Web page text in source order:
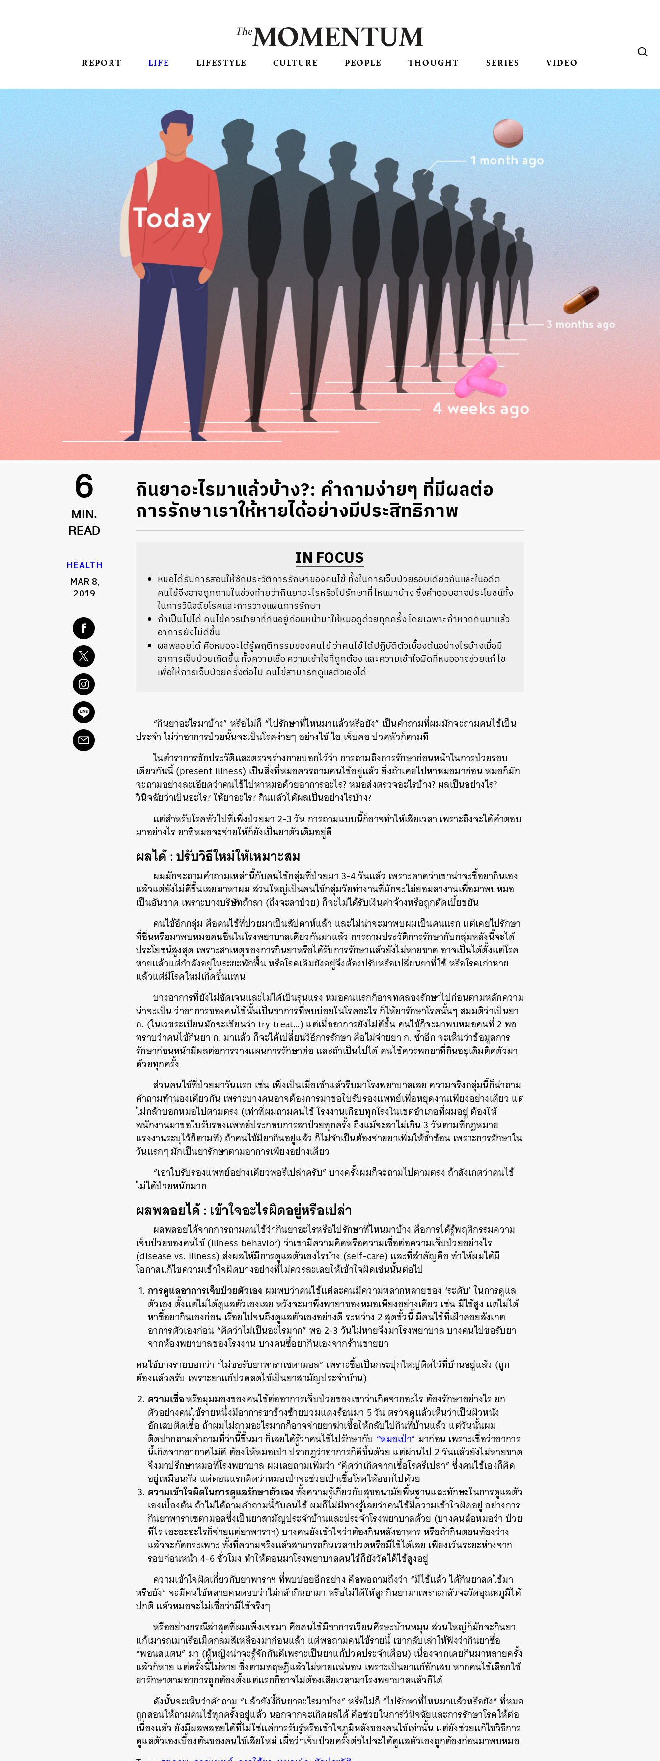
REPORT LIFE LIFESTYLE CULTURE PEOPLE THOUGHT SERIES VIDEO
6
MIN.
READ
HEALTH
MAR 8,
2019
กินยาอะไรมาแล้วบ้าง?: คำถามง่ายๆ ที่มีผลต่อ
การรักษาเราให้หายได้อย่างมีประสิทธิภาพ
IN FOCUS
หมอได้รับการสอนให้ซักประวัติการรักษาของคนไข้ ทั้งในการเจ็บป่วยรอบเดียวกันและในอดีต
คนไข้จึงอาจถูกถามในช่วงท้ายว่ากินยาอะไรหรือไปรักษาที่ไหนมาบ้าง ซึ่งคำตอบอาจประโยชน์ทั้ง
ในการวินิจฉัยโรคและการวางแผนการรักษา
ถ้าเป็นไปได้ คนไข้ควรนำยาที่กินอยู่ก่อนหน้ามาให้หมอดูด้วยทุกครั้ง โดยเฉพาะถ้าหากกินมาแล้ว
อาการยังไม่ดีขึ้น
ผลพลอยได้ คือหมอจะได้รู้พฤติกรรมของคนไข้ ว่าคนไข้ได้ปฏิบัติตัวเบื้องต้นอย่างไรบ้างเมื่อมี
อาการเจ็บป่วยเกิดขึ้น ทั้งความเชื่อ ความเข้าใจที่ถูกต้อง และความเข้าใจผิดที่หมออาจช่วยแก้ไข
เพื่อให้การเจ็บป่วยครั้งต่อไป คนไข้สามารถดูแลตัวเองได้
“กินยาอะไรมาบ้าง” หรือไม่ก็ “ไปรักษาที่ไหนมาแล้วหรือยัง” เป็นคำถามที่ผมมักจะถามคนไข้เป็น
ประจำ ไม่ว่าอาการป่วยนั้นจะเป็นโรคง่ายๆ อย่างไข้ ไอ เจ็บคอ ปวดหัวก็ตามที
ในตำราการซักประวัติและตรวจร่างกายบอกไว้ว่า การถามถึงการรักษาก่อนหน้าในการป่วยรอบ
เดียวกันนี้ (present illness) เป็นสิ่งที่หมอควรถามคนไข้อยู่แล้ว ยิ่งถ้าเคยไปหาหมอมาก่อน หมอก็มัก
จะถามอย่างละเอียดว่าคนไข้ไปหาหมอด้วยอาการอะไร? หมอส่งตรวจอะไรบ้าง? ผลเป็นอย่างไร?
วินิจฉัยว่าเป็นอะไร? ให้ยาอะไร? กินแล้วได้ผลเป็นอย่างไรบ้าง?
แต่สำหรับโรคทั่วไปที่เพิ่งป่วยมา 2-3 วัน การถามแบบนี้ก็อาจทำให้เสียเวลา เพราะถึงจะได้คำตอบ
มาอย่างไร ยาที่หมอจะจ่ายให้ก็ยังเป็นยาตัวเดิมอยู่ดี
ผลได้ : ปรับวิธีใหม่ให้เหมาะสม
ผมมักจะถามคำถามเหล่านี้กับคนไข้กลุ่มที่ป่วยมา 3-4 วันแล้ว เพราะคาดว่าเขาน่าจะซื้อยากินเอง
แล้วแต่ยังไม่ดีขึ้นเลยมาหาผม ส่วนใหญ่เป็นคนไข้กลุ่มวัยทำงานที่มักจะไม่ยอมลางานเพื่อมาพบหมอ
เป็นอันขาด เพราะบางบริษัทถ้าลา (ถึงจะลาป่วย) ก็จะไม่ได้รับเงินค่าจ้างหรือถูกตัดเบี้ยขยัน
คนไข้อีกกลุ่ม คือคนไข้ที่ป่วยมาเป็นสัปดาห์แล้ว และไม่น่าจะมาพบผมเป็นคนแรก แต่เคยไปรักษา
ที่อื่นหรือมาพบหมอคนอื่นในโรงพยาบาลเดียวกันมาแล้ว การถามประวัติการรักษากับกลุ่มหลังนี้จะได้
ประโยชน์สูงสุด เพราะสาเหตุของการกินยาหรือได้รับการรักษาแล้วยังไม่หายขาด อาจเป็นได้ตั้งแต่โรค
หายแล้วแต่กำลังอยู่ในระยะพักฟื้น หรือโรคเดิมยังอยู่จึงต้องปรับหรือเปลี่ยนยาที่ใช้ หรือโรคเก่าหาย
แล้วแต่มีโรคใหม่เกิดขึ้นแทน
บางอาการที่ยังไม่ชัดเจนและไม่ได้เป็นรุนแรง หมอคนแรกก็อาจทดลองรักษาไปก่อนตามหลักความ
น่าจะเป็น ว่าอาการของคนไข้นั้นเป็นอาการที่พบบ่อยในโรคอะไร ก็ให้ยารักษาโรคนั้นๆ สมมติว่าเป็นยา
ก. (ในเวชระเบียนมักจะเขียนว่า try treat…) แต่เมื่ออาการยังไม่ดีขึ้น คนไข้ก็จะมาพบหมอคนที่ 2 พอ
ทราบว่าคนไข้กินยา ก. มาแล้ว ก็จะได้เปลี่ยนวิธีการรักษา คือไม่จ่ายยา ก. ซ้ำอีก จะเห็นว่าข้อมูลการ
รักษาก่อนหน้ามีผลต่อการวางแผนการรักษาต่อ และถ้าเป็นไปได้ คนไข้ควรพกยาที่กินอยู่เดิมติดตัวมา
ด้วยทุกครั้ง
ส่วนคนไข้ที่ป่วยมาวันแรก เช่น เพิ่งเป็นเมื่อเช้าแล้วรีบมาโรงพยาบาลเลย ความจริงกลุ่มนี้ก็น่าถาม
คำถามทำนองเดียวกัน เพราะบางคนอาจต้องการมาขอใบรับรองแพทย์เพื่อหยุดงานเพียงอย่างเดียว แต่
ไม่กล้าบอกหมอไปตามตรง (เท่าที่ผมถามคนไข้ โรงงานเกือบทุกโรงในเขตอำเภอที่ผมอยู่ ต้องให้
พนักงานมาขอใบรับรองแพทย์ประกอบการลาป่วยทุกครั้ง ถึงแม้จะลาไม่เกิน 3 วันตามที่กฎหมาย
แรงงานระบุไว้ก็ตามที) ถ้าคนไข้มียากินอยู่แล้ว ก็ไม่จำเป็นต้องจ่ายยาเพิ่มให้ซ้ำซ้อน เพราะการรักษาใน
วันแรกๆ มักเป็นยารักษาตามอาการเพียงอย่างเดียว
“เอาใบรับรองแพทย์อย่างเดียวพอรึเปล่าครับ” บางครั้งผมก็จะถามไปตามตรง ถ้าสังเกตว่าคนไข้
ไม่ได้ป่วยหนักมาก
ผลพลอยได้ : เข้าใจอะไรผิดอยู่หรือเปล่า
ผลพลอยได้จากการถามคนไข้ว่ากินยาอะไรหรือไปรักษาที่ไหนมาบ้าง คือการได้รู้พฤติกรรมความ
เจ็บป่วยของคนไข้ (illness behavior) ว่าเขามีความคิดหรือความเชื่อต่อความเจ็บป่วยอย่างไร
(disease vs. illness) ส่งผลให้มีการดูแลตัวเองไรบ้าง (self-care) และที่สำคัญคือ ทำให้ผมได้มี
โอกาสแก้ไขความเข้าใจผิดบางอย่างที่ไม่ควรละเลยให้เข้าใจผิดเช่นนั้นต่อไป
การดูแลอาการเจ็บป่วยตัวเอง ผมพบว่าคนไข้แต่ละคนมีความหลากหลายของ ‘ระดับ’ ในการดูแล
ตัวเอง ตั้งแต่ไม่ได้ดูแลตัวเองเลย หวังจะมาพึ่งพายาของหมอเพียงอย่างเดียว เช่น มีไข้สูง แต่ไม่ได้
หาซื้อยากินเองก่อน เรื่อยไปจนถึงดูแลตัวเองอย่างดี ระหว่าง 2 สุดขั้วนี้ มีคนไข้ที่เฝ้าคอยสังเกต
อาการตัวเองก่อน “คิดว่าไม่เป็นอะไรมาก” พอ 2-3 วันไม่หายจึงมาโรงพยาบาล บางคนไปขอรับยา
จากห้องพยาบาลของโรงงาน บางคนซื้อยากินเองจากร้านขายยา
คนไข้บางรายบอกว่า “ไม่ขอรับยาพาราเซตามอล” เพราะซื้อเป็นกระปุกใหญ่ติดไว้ที่บ้านอยู่แล้ว (ถูก
ต้องแล้วครับ เพราะยาแก้ปวดลดไข้เป็นยาสามัญประจำบ้าน)
ความเชื่อหรือมุมมองของคนไข้ต่ออาการเจ็บป่วยของเขาว่าเกิดจากอะไร ต้องรักษาอย่างไรยก
ตัวอย่างคนไข้รายหนึ่งมีอาการขาข้างซ้ายบวมแดงร้อนมา 5 วัน ตรวจดูแล้วเห็นว่าเป็นผิวหนัง
อักเสบติดเชื้อ ถ้าผมไม่ถามอะไรมากก็อาจจ่ายยาฆ่าเชื้อให้กลับไปกินที่บ้านแล้ว แต่วันนั้นผม
ติดปากถามคำถามที่ว่านี้ขึ้นมา ก็เลยได้รู้ว่าคนไข้ไปรักษากับ “หมอเป่า” มาก่อน เพราะเชื่อว่าอาการ
นี้เกิดจากอากาศไม่ดี ต้องให้หมอเป่า ปรากฏว่าอาการก็ดีขึ้นด้วย แต่ผ่านไป 2 วันแล้วยังไม่หายขาด
จึงมาปรึกษาหมอที่โรงพยาบาล ผมเลยถามเพิ่มว่า “คิดว่าเกิดจากเชื้อโรครึเปล่า” ซึ่งคนไข้เองก็คิด
อยู่เหมือนกัน แต่ตอนแรกคิดว่าหมอเป่าจะช่วยเป่าเชื้อโรคให้ออกไปด้วย
ความเข้าใจผิดในการดูแลรักษาตัวเองทั้งความรู้เกี่ยวกับสุขอนามัยพื้นฐานและทักษะในการดูแลตัว
เองเบื้องต้น ถ้าไม่ได้ถามคำถามนี้กับคนไข้ ผมก็ไม่มีทางรู้เลยว่าคนไข้มีความเข้าใจผิดอยู่ อย่างการ
กินยาพาราเซตามอลซึ่งเป็นยาสามัญประจำบ้านและประจำโรงพยาบาลด้วย (บางคนล้อหมอว่า ป่วย
ทีไร เอะอะอะไรก็จ่ายแต่ยาพาราฯ) บางคนยังเข้าใจว่าต้องกินหลังอาหาร หรือถ้ากินตอนท้องว่าง
แล้วจะกัดกระเพาะ ทั้งที่ความจริงแล้วสามารถกินเวลาปวดหรือมีไข้ได้เลย เพียงเว้นระยะห่างจาก
รอบก่อนหน้า 4-6 ชั่วโมง ทำให้ตอนมาโรงพยาบาลคนไข้ก็ยังวัดได้ไข้สูงอยู่
ความเข้าใจผิดเกี่ยวกับยาพาราฯ ที่พบบ่อยอีกอย่าง คือพอถามถึงว่า “มีไข้แล้ว ได้กินยาลดไข้มา
หรือยัง” จะมีคนไข้หลายคนตอบว่าไม่กล้ากินยามา หรือไม่ได้ให้ลูกกินยามาเพราะกลัวจะวัดอุณหภูมิได้
ปกติ แล้วหมอจะไม่เชื่อว่ามีไข้จริงๆ
หรืออย่างกรณีล่าสุดที่ผมเพิ่งเจอมา คือคนไข้มีอาการเวียนศีรษะบ้านหมุน ส่วนใหญ่ก็มักจะกินยา
แก้เมารถเมาเรือเม็ดกลมสีเหลืองมาก่อนแล้ว แต่พอถามคนไข้รายนี้ เขากลับเล่าให้ฟังว่ากินยาชื่อ
“พอนสแตน” มา (ผู้หญิงน่าจะรู้จักกันดีเพราะเป็นยาแก้ปวดประจำเดือน) เนื่องจากเคยกินมาหลายครั้ง
แล้วก็หาย แต่ครั้งนี้ไม่หาย ซึ่งตามทฤษฎีแล้วไม่หายแน่นอน เพราะเป็นยาแก้อักเสบ หากคนไข้เลือกใช้
ยารักษาตามอาการถูกต้องตั้งแต่แรกก็อาจไม่ต้องเสียเวลามาโรงพยาบาลแล้วก็ได้
ดังนั้นจะเห็นว่าคำถาม “แล้วยังงี้กินยาอะไรมาบ้าง” หรือไม่ก็ “ไปรักษาที่ไหนมาแล้วหรือยัง” ที่หมอ
ถูกสอนให้ถามคนไข้ทุกครั้งอยู่แล้ว นอกจากจะเกิดผลได้ คือช่วยในการวินิจฉัยและการรักษาโรคให้ต่อ
เนื่องแล้ว ยังมีผลพลอยได้ที่ไม่ใช่แค่การรับรู้หรือเข้าใจภูมิหลังของคนไข้เท่านั้น แต่ยังช่วยแก้ไขวิธีการ
ดูแลตัวเองเบื้องต้นของคนไข้เสียใหม่ เผื่อว่าเจ็บป่วยครั้งต่อไปจะได้ดูแลตัวเองถูกต้องก่อนมาพบหมอ
ค้นหา
SHARE TWEET LINE EMAIL